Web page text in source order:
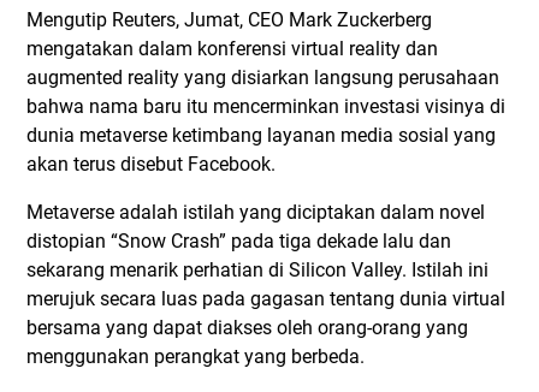
Mengutip Reuters, Jumat, CEO Mark Zuckerberg
mengatakan dalam konferensi virtual reality dan
augmented reality yang disiarkan langsung perusahaan
bahwa nama baru itu mencerminkan investasi visinya di
dunia metaverse ketimbang layanan media sosial yang
akan terus disebut Facebook.
Metaverse adalah istilah yang diciptakan dalam novel
distopian “Snow Crash” pada tiga dekade lalu dan
sekarang menarik perhatian di Silicon Valley. Istilah ini
merujuk secara luas pada gagasan tentang dunia virtual
bersama yang dapat diakses oleh orang-orang yang
menggunakan perangkat yang berbeda.